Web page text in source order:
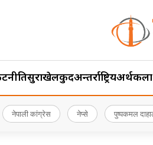
सुरक्षाखेलकुदअन्तर्राष्ट्रियअर्थ
नेपाली कांग्रेस नेप्से पुष्पकमल